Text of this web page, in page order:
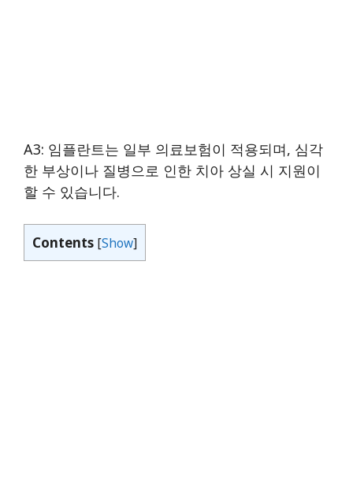
A3: 임플란트는 일부 의료보험이 적용되며, 심각
한 부상이나 질병으로 인한 치아 상실 시 지원이
할 수 있습니다.
Contents [Show]